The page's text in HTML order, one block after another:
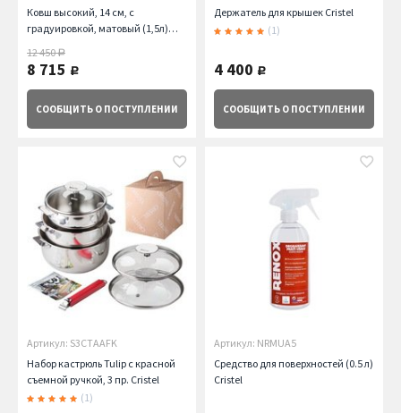
Ковш высокий, 14 см, с
градуировкой, матовый (1,5л)
12 450руб.
8 715 руб.
СООБЩИТЬ О ПОСТУПЛЕНИИ
Держатель для крышек Cristel
(1)
4 400 руб.
СООБЩИТЬ О ПОСТУПЛЕНИИ
Артикул: S3CTAAFK
Набор кастрюль Tulip с красной
съемной ручкой, 3 пр. Cristel
(1)
Артикул: NRMUA5
Средство для поверхностей (0.5 л)
Cristel